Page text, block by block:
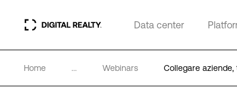
Data center
Home ... Webinars Collegare